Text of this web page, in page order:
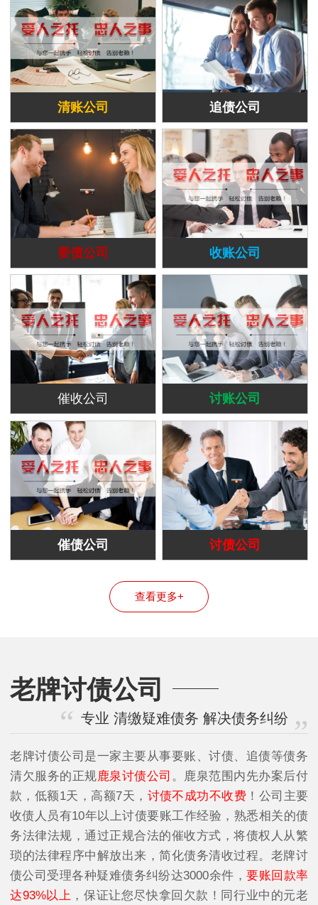
清账公司 追债公司
要债公司 收账公司
催收公司 讨账公司
催债公司 讨债公司
查看更多+
老牌讨债公司
专业 清缴疑难债务 解决债务纠纷
老牌讨债公司是一家主要从事要账、讨债、追债等债务
清欠服务的正规鹿泉讨债公司 。鹿泉范围内先办案后付
款，低额1天，高额7天， 讨债不成功不收费 ！公司主要
收债人员有10年以上讨债要账工作经验，熟悉相关的债
务法律法规，通过正规合法的催收方式，将债权人从繁
琐的法律程序中解放出来，简化债务清收过程。老牌讨
债公司受理各种疑难债务纠纷达3000余件，要账回款率
达93%以上 ，保证让您尽快拿回欠款！同行业中的元老